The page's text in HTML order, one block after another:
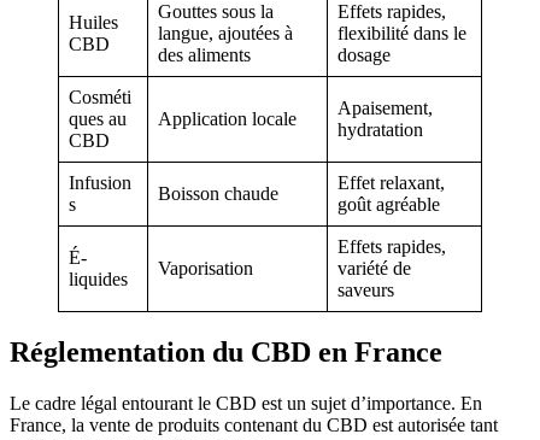
Huiles
CBD
Gouttes sous la
langue, ajoutées à
des aliments
Effets rapides,
flexibilité dans le
dosage
Cosméti
ques au
CBD
Application locale
Apaisement,
hydratation
Infusion
s
Boisson chaude
Effet relaxant,
goût agréable
É-
liquides
Vaporisation
Effets rapides,
variété de
saveurs
Réglementation du CBD en France
Le cadre légal entourant le CBD est un sujet d’importance. En
France, la vente de produits contenant du CBD est autorisée tant